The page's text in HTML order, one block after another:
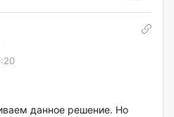
данное решение. Но